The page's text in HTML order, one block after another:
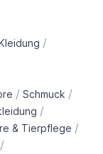
/
/ Schmuck /
/
& Tierpflege /
/